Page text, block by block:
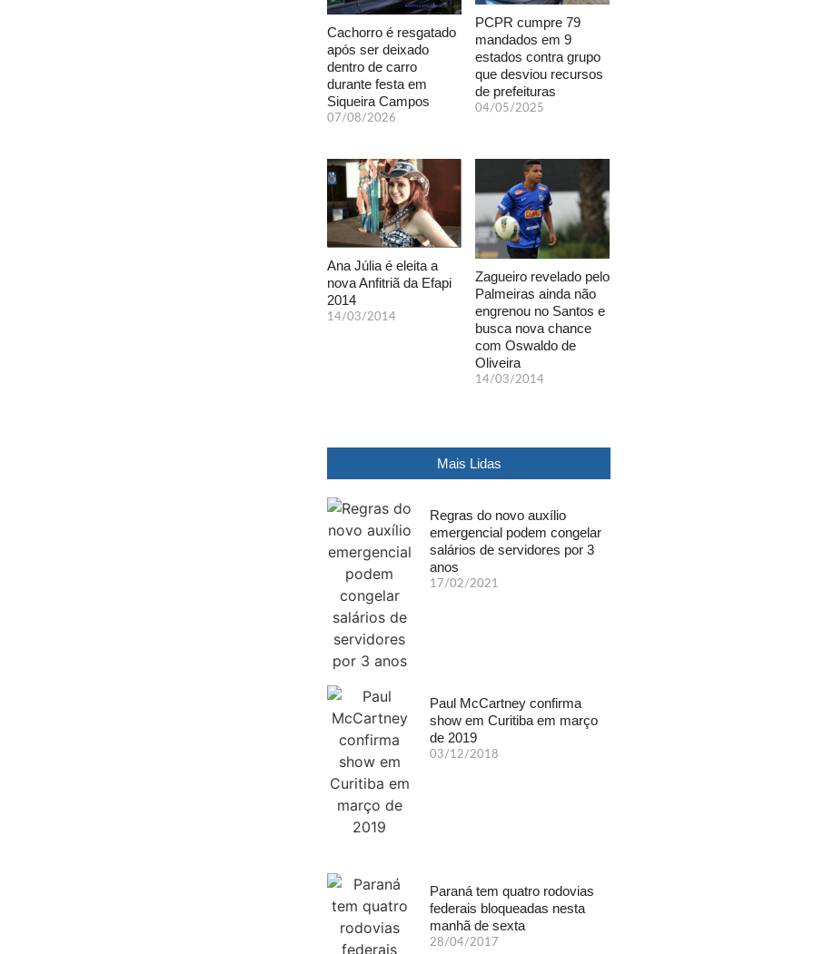
Cachorro é resgatado
após ser deixado
dentro de carro
durante festa em
Siqueira Campos
07/08/2026
PCPR cumpre 79
mandados em 9
estados contra grupo
que desviou recursos
de prefeituras
04/05/2025
Ana Júlia é eleita a
nova Anfitriã da Efapi
2014
14/03/2014
Zagueiro revelado pelo
Palmeiras ainda não
engrenou no Santos e
busca nova chance
com Oswaldo de
Oliveira
14/03/2014
Mais Lidas
Regras do novo auxílio
emergencial podem congelar
salários de servidores por 3
anos
17/02/2021
Paul McCartney confirma
show em Curitiba em março
de 2019
03/12/2018
Paraná tem quatro rodovias
federais bloqueadas nesta
manhã de sexta
28/04/2017